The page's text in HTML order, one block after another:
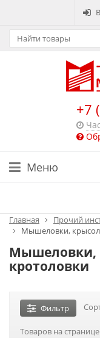
+7
Меню
Главная
Прочий
Мышеловки,
Мышеловки,
кротоловки
Фильтр
Товаров на